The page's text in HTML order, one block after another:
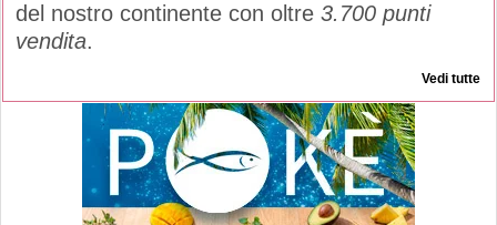
del nostro continente con oltre 3.700 punti
vendita.
Vedi tutte